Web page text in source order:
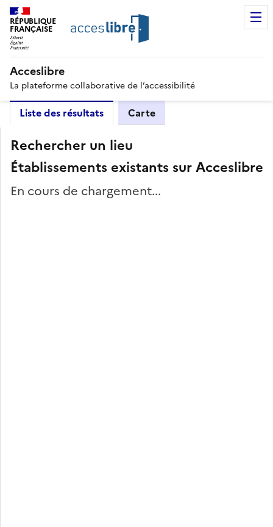
RÉPUBLIQUE
FRANÇAISE
Acceslibre
La plateforme collaborative de l’accessibilité
Liste des résultats Carte
Rechercher un lieu
Établissements existants sur Acceslibre
En cours de chargement...